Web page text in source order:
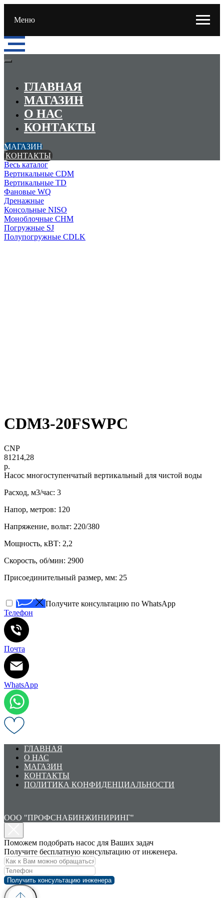
Меню
ГЛАВНАЯ
МАГАЗИН
О НАС
КОНТАКТЫ
МАГАЗИН
КОНТАКТЫ
Весь каталог
Вертикальные CDM
Вертикальные TD
Фановые WQ
Дренажные
Консольные NISO
Моноблочные CHМ
Погружные SJ
Полупогружные CDLK
CDM3-20FSWPC
CNP
81214,28
р.
Нacоc многоступенчатый вертикaльный для чистoй воды
Расход, м3/час: 3
Напор, метров: 120
Напряжение, вольт: 220/380
Мощность, кВТ: 2,2
Скорость, об/мин: 2900
Присоединительный размер, мм: 25
Получите консультацию по WhatsApp
Телефон
Почта
WhatsApp
ГЛАВНАЯ
О НАС
МАГАЗИН
КОНТАКТЫ
ПОЛИТИКА КОНФИДЕНЦИАЛЬНОСТИ
ООО "ПРОФСНАБИНЖИНИРИНГ"
Поможем подобрать насос для Ваших задач
Получите бесплатную консультацию от инженера.
Получить консультацию инженера